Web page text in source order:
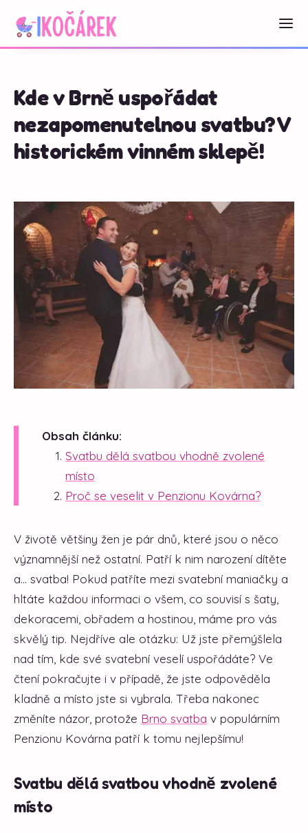
Kde v Brně uspořádat
nezapomenutelnou svatbu? V
historickém vinném sklepě!
Obsah článku:
Svatbu dělá svatbou vhodně zvolené
místo
Proč se veselit v Penzionu Kovárna?
V životě většiny žen je pár dnů, které jsou o něco
významnější než ostatní. Patří k nim narození dítěte
a... svatba! Pokud patříte mezi svatební maniačky a
hltáte každou informaci o všem, co souvisí s šaty,
dekoracemi, obřadem a hostinou, máme pro vás
skvělý tip. Nejdříve ale otázku: Už jste přemýšlela
nad tím, kde své svatební veselí uspořádáte? Ve
čtení pokračujte i v případě, že jste odpověděla
kladně a místo jste si vybrala. Třeba nakonec
změníte názor, protože Brno svatba v populárním
Penzionu Kovárna patří k tomu nejlepšímu!
Svatbu dělá svatbou vhodně zvolené
místo